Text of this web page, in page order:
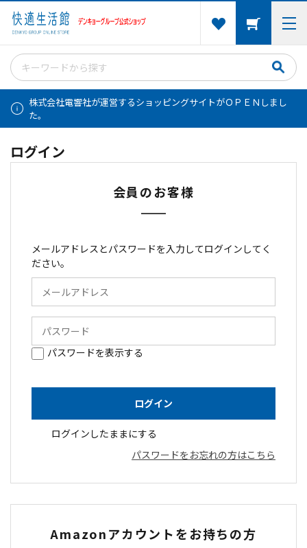
株式会社電響社が運営するショッピングサイトがＯＰＥＮしまし
た。
ログイン
会員のお客様
メールアドレスとパスワードを入力してログインしてく
ださい。
パスワードを表示する
ログインしたままにする
パスワードをお忘れの方はこちら
Amazonアカウントをお持ちの方